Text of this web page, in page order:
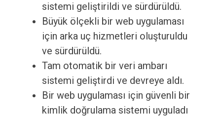
sistemi geliştirildi ve sürdürüldü.
Büyük ölçekli bir web uygulaması
için arka uç hizmetleri oluşturuldu
ve sürdürüldü.
Tam otomatik bir veri ambarı
sistemi geliştirdi ve devreye aldı.
Bir web uygulaması için güvenli bir
kimlik doğrulama sistemi uyguladı